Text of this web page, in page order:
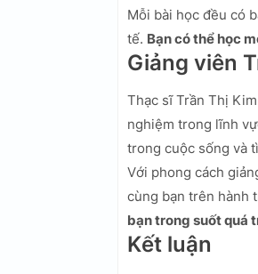
Mỗi bài học đều có
tế. Bạn có thể học
Giảng viên
Thạc sĩ Trần Thị
nghiệm trong lĩnh
trong cuộc sống và
Với phong cách
cùng bạn trên hành
bạn trong suốt quá
Kết luận